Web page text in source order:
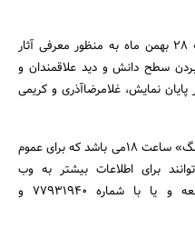
گفتنی است، این فیلم، در روز سه شنبه 28 بهمن ماه به منظور معرفی آثار
سطح دانش و دید علاقمندان و
نمایش، غلامرضاآذری و کریمی
شروع نمایش فیلم «هاچی داستان یک سگ» ساعت 18می باشد که برای عموم
برای اطلاعات بیشتر به وب
مراجعه و یا با شماره 77931940 و